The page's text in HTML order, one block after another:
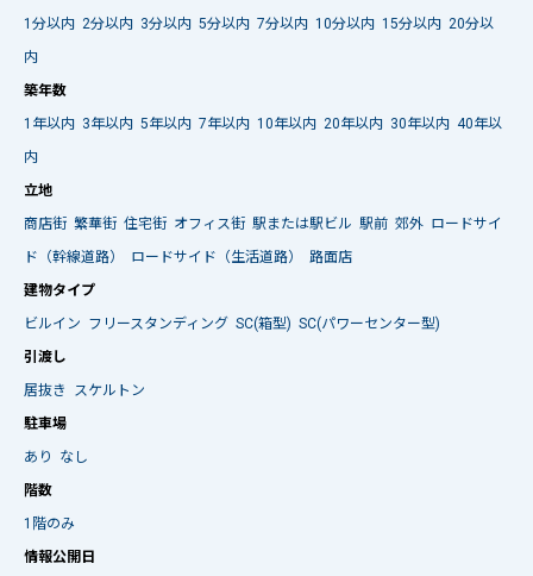
1分以内 2分以内 3分以内 5分以内 7分以内 10分以内 15分以内 20分以
内
築年数
1年以内 3年以内 5年以内 7年以内 10年以内 20年以内 30年以内 40年以
内
立地
商店街 繁華街 住宅街 オフィス街 駅または駅ビル 駅前 郊外 ロードサイ
ド（幹線道路）
ロードサイド（生活道路）
路面店
建物タイプ
ビルイン フリースタンディング SC(箱型) SC(パワーセンター型)
引渡し
居抜き
スケルトン
駐車場
あり
なし
階数
1階のみ
情報公開日